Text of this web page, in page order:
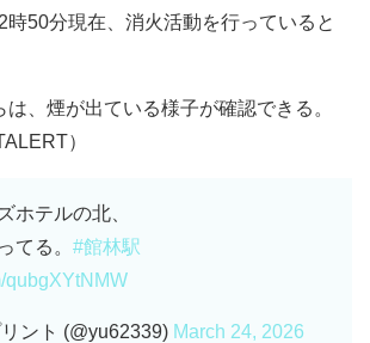
時50分現在、消火活動を行っていると
、煙が出ている様子が確認できる。
）
ホテルの北、
てる。 #館林駅
qubgXYtNMW
ント (@yu62339) March 24, 2026